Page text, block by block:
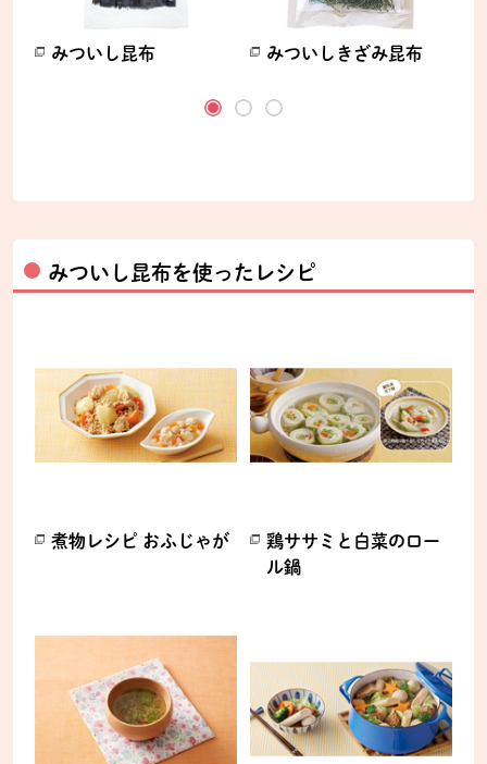
みついし昆布
みついしきざみ昆布
みついし昆布を使ったレシピ
煮物レシピ おふじゃが
鶏ササミと白菜のロー
ル鍋